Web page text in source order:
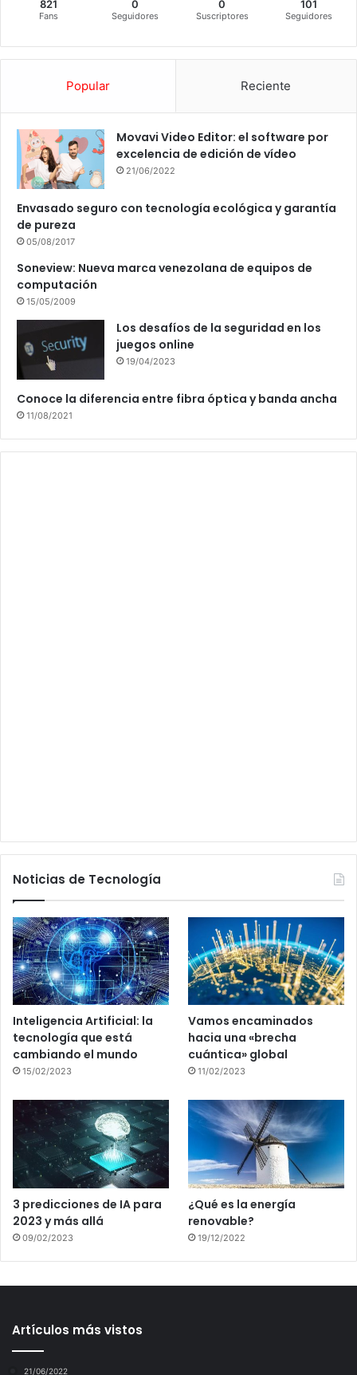
821
Fans
0
Seguidores
0
Suscriptores
101
Seguidores
Popular Reciente
Movavi Video Editor: el software por
excelencia de edición de vídeo
21/06/2022
Envasado seguro con tecnología ecológica y garantía
de pureza
05/08/2017
Soneview: Nueva marca venezolana de equipos de
computación
15/05/2009
Los desafíos de la seguridad en los
juegos online
19/04/2023
Conoce la diferencia entre fibra óptica y banda ancha
11/08/2021
Noticias de Tecnología
Inteligencia Artificial: la
tecnología que está
cambiando el mundo
15/02/2023
Vamos encaminados
hacia una «brecha
cuántica» global
11/02/2023
3 predicciones de IA para
2023 y más allá
09/02/2023
¿Qué es la energía
renovable?
19/12/2022
Artículos más vistos
21/06/2022